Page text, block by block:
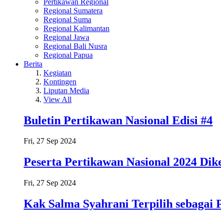
Regional Sumatera
Regional Suma
Regional Kalimantan
Regional Jawa
Regional Bali Nusra
Regional Papua
Berita
Kegiatan
Kontingen
Liputan Media
View All
Buletin Pertikawan Nasional Edisi #4
Fri, 27 Sep 2024
Peserta Pertikawan Nasional 2024
Fri, 27 Sep 2024
Kak Salma Syahrani Terpilih sebagai